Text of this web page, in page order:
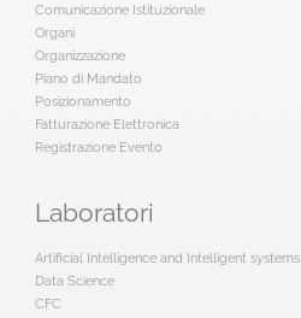
Comunicazione Istituzionale
Organi
Organizzazione
Piano di Mandato
Posizionamento
Fatturazione Elettronica
Registrazione Evento
Laboratori
Artificial Intelligence and Intelligent systems
Data Science
CFC